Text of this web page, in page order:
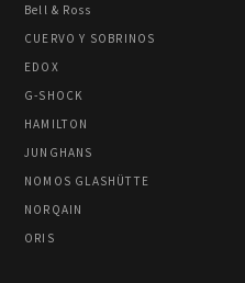
Bell & Ross
CUERVO Y SOBRINOS
EDOX
G-SHOCK
HAMILTON
JUNGHANS
NOMOS GLASHÜTTE
NORQAIN
ORIS